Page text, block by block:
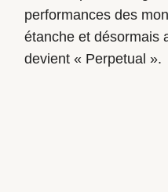
performances des
étanche et désormais
devient « Perpetual ».